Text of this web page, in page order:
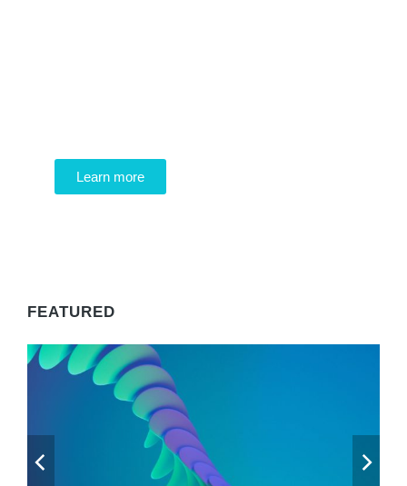
Learn more
FEATURED